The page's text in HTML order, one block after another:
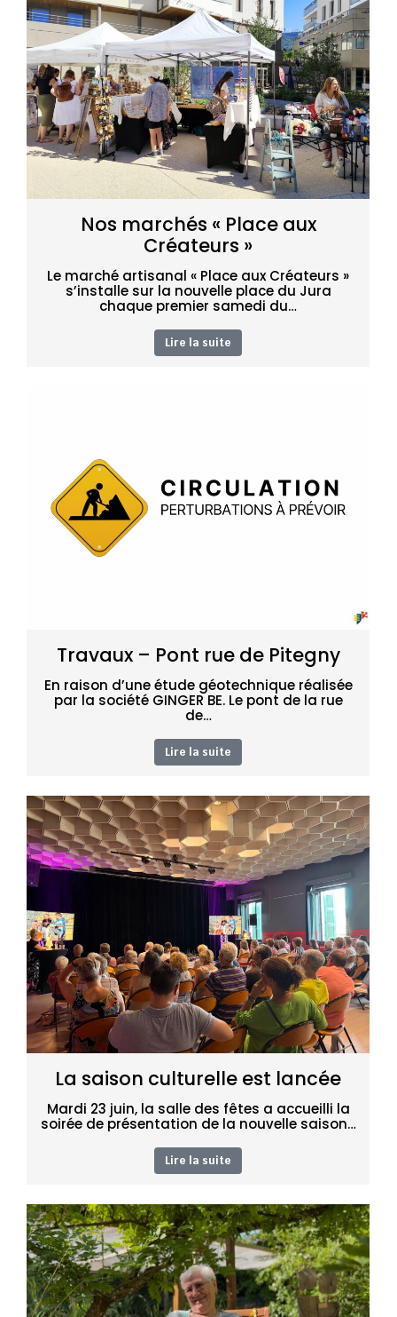
Nos marchés « Place aux
Créateurs »
Le marché artisanal « Place aux Créateurs »
s’installe sur la nouvelle place du Jura
chaque premier samedi du…
Lire la suite
Travaux – Pont rue de Pitegny
En raison d’une étude géotechnique réalisée
par la société GINGER BE. Le pont de la rue
de…
Lire la suite
La saison culturelle est lancée
Mardi 23 juin, la salle des fêtes a accueilli la
soirée de présentation de la nouvelle saison…
Lire la suite